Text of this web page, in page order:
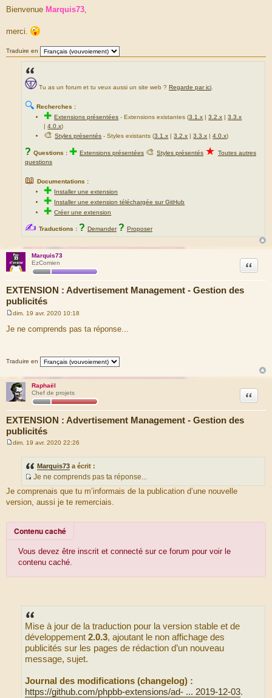
s
g
Bienvenue Marquis73
merci.
Traduire en
Tu as un forum et tu veux aussi un site web ? Regarde par ici
🔍 Recherches :
✚Extensions présentées -Extensions existantes (3.1.x |3.2.x |3.3.x
|4.0.x)
🎨Styles présentés - Styles existants (3.1.x |3.2.x |3.3.x |4.0.x)
? Questions : ✚ Extensions présentées 🎨 Styles présentés ★ Toutes autres
questions
📖 Documentations :
✚ Installer une extension
✚ Installer une extension téléchargée sur GitHub
✚Créer une extension
✍ Traductions : ? Demander ? Proposer
Marquis73
EzComien
EXTENSION : Advertisement Management - Gestion des
publicités
Citation
s
e
dim. 19 avr. 2020 10:18
Je ne comprends pas ta réponse...
Traduire en
Raphaël
Chef de projets
EXTENSION : Advertisement Management - Gestion des
publicités
Citation
e
dim. 19 avr. 2020 22:26
Marquis73 a écrit :
o
u
c
d
u
a
g
e
Je ne comprends pas ta réponse...
Je comprenais que tu m’informais de la publication d’une nouvelle
version, aussi je te remerciais.
Contenu caché
Vous devez être inscrit et connecté sur ce forum pour voir le
contenu caché.
Mise à jour de la traduction pour la version stable et de
développement 2.0.3, ajoutant le non affichage des
publicités sur les pages de rédaction d’un nouveau
message, sujet.
Journal des modifications (changelog) :
https://github.com/phpbb-extensions/ad- ... 2019-12-03.